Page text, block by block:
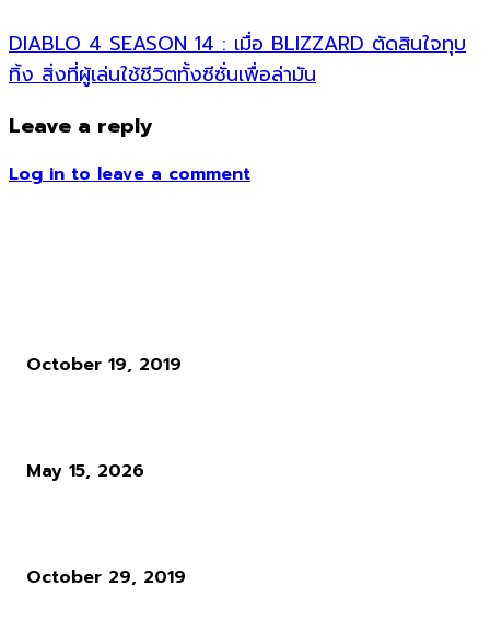
DIABLO 4 SEASON 14 : เมื่อ BLIZZARD ตัดสินใจทุบ
ทิ้ง สิ่งที่ผู้เล่นใช้ชีวิตทั้งซีซั่นเพื่อล่ามัน
Leave a reply
Log in to leave a comment
October 19, 2019
May 15, 2026
October 29, 2019